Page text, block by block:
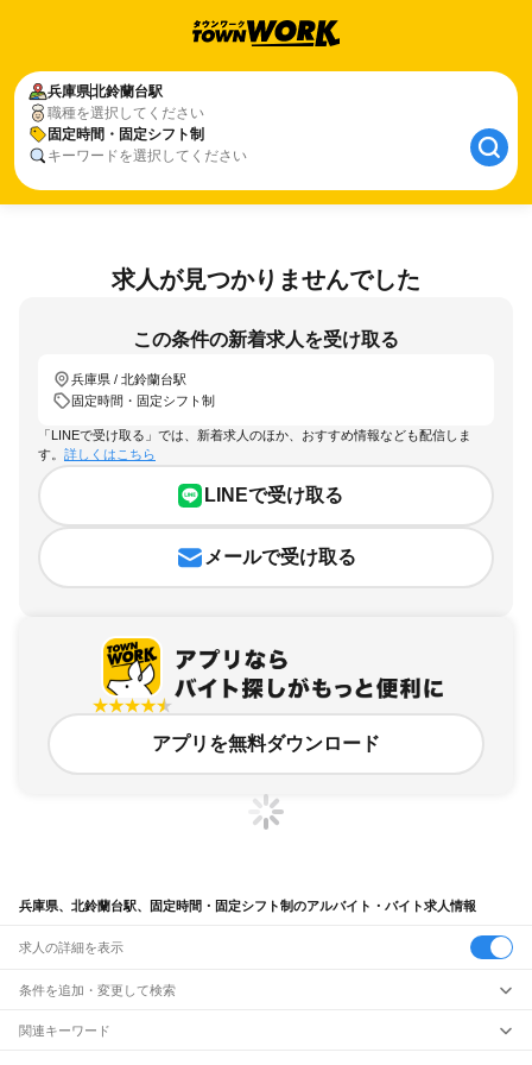
兵庫県北鈴蘭台駅
職種を選択してください
固定時間・固定シフト制
キーワードを選択してください
求人が見つかりませんでした
この条件の新着求人を受け取る
兵庫県 / 北鈴蘭台駅
固定時間・固定シフト制
「LINEで受け取る」では、新着求人のほか、おすすめ情報なども配信しま
す。 詳しくはこちら
LINEで受け取る
メールで受け取る
アプリを無料ダウンロード
兵庫県、北鈴蘭台駅、固定時間・固定シフト制のアルバイト・バイト求人情報
求人の詳細を表示
条件を追加・変更して検索
市区町村を追加・変更
関連キーワード